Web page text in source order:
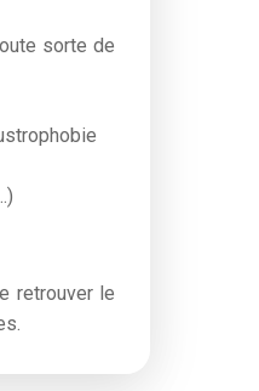
sorte de
retrouver le